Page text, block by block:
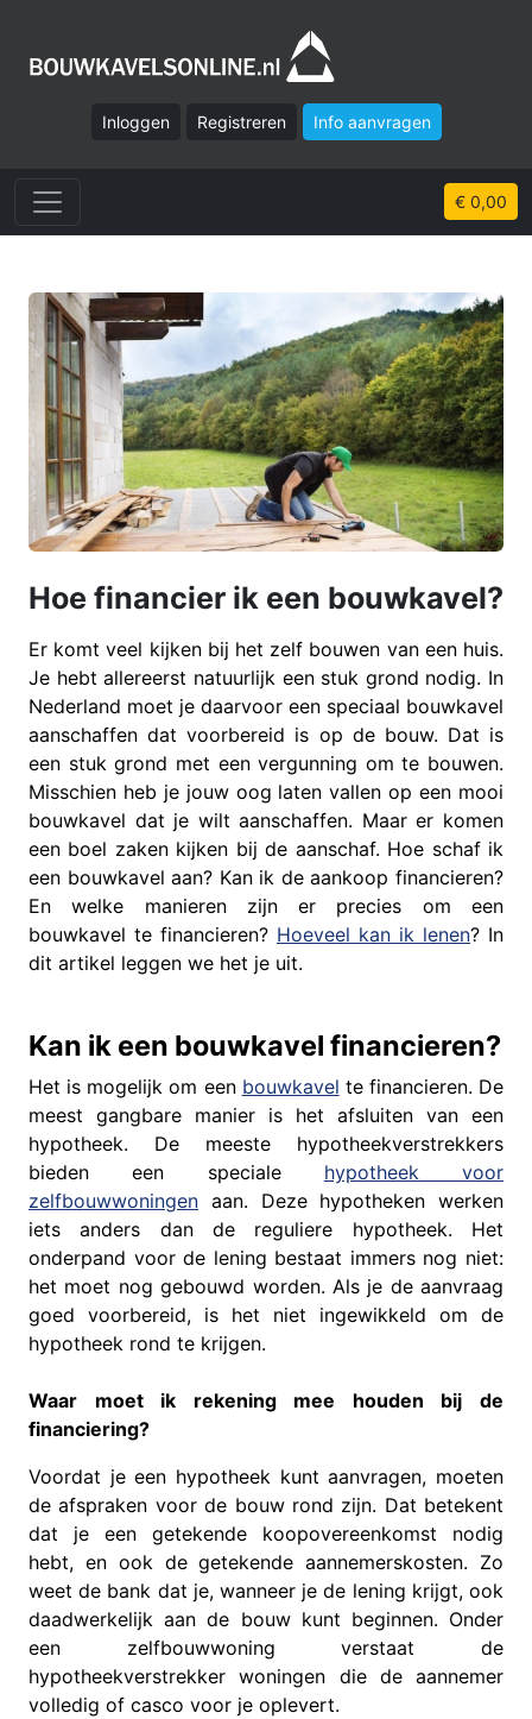
Inloggen Registreren Info aanvragen
€ 0,00
Hoe financier ik een bouwkavel?
Er komt veel kijken bij het zelf bouwen van een huis.
Je hebt allereerst natuurlijk een stuk grond nodig. In
Nederland moet je daarvoor een speciaal bouwkavel
aanschaffen dat voorbereid is op de bouw. Dat is
een stuk grond met een vergunning om te bouwen.
Misschien heb je jouw oog laten vallen op een mooi
bouwkavel dat je wilt aanschaffen. Maar er komen
een boel zaken kijken bij de aanschaf. Hoe schaf ik
een bouwkavel aan? Kan ik de aankoop financieren?
En welke manieren zijn er precies om een
bouwkavel te financieren? Hoeveel kan ik lenen? In
dit artikel leggen we het je uit.
Kan ik een bouwkavel financieren?
Het is mogelijk om een bouwkavel te financieren. De
meest gangbare manier is het afsluiten van een
hypotheek. De meeste hypotheekverstrekkers
bieden een speciale hypotheek voor
zelfbouwwoningen aan. Deze hypotheken werken
iets anders dan de reguliere hypotheek. Het
onderpand voor de lening bestaat immers nog niet:
het moet nog gebouwd worden. Als je de aanvraag
goed voorbereid, is het niet ingewikkeld om de
hypotheek rond te krijgen.
Waar moet ik rekening mee houden bij de
financiering?
Voordat je een hypotheek kunt aanvragen, moeten
de afspraken voor de bouw rond zijn. Dat betekent
dat je een getekende koopovereenkomst nodig
hebt, en ook de getekende aannemerskosten. Zo
weet de bank dat je, wanneer je de lening krijgt, ook
daadwerkelijk aan de bouw kunt beginnen. Onder
een zelfbouwwoning verstaat de
hypotheekverstrekker woningen die de aannemer
volledig of casco voor je oplevert.